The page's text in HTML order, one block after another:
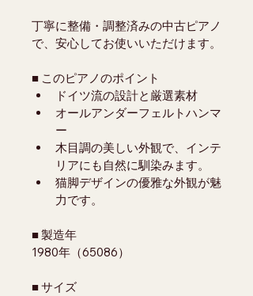
丁寧に整備・調整済みの中古ピアノ
で、安心してお使いいただけます。
■ このピアノのポイント
ドイツ流の設計と厳選素材
オールアンダーフェルトハンマ
ー
木目調の美しい外観で、インテ
リアにも自然に馴染みます。
猫脚デザインの優雅な外観が魅
力です。
■ 製造年
1980年（65086）
■ サイズ